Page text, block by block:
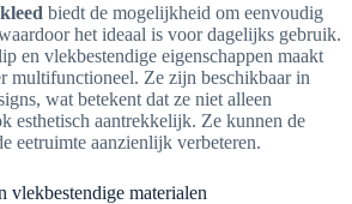
biedt de mogelijkheid om eenvoudig
het ideaal is voor dagelijks gebruik.
en vlekbestendige eigenschappen maakt
multifunctioneel. Ze zijn beschikbaar in
wat betekent dat ze niet alleen
esthetisch aantrekkelijk. Ze kunnen de
eetruimte aanzienlijk verbeteren.
vlekbestendige materialen